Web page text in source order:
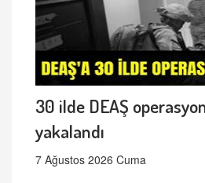
30 ilde DEAŞ
yakalandı
7 Ağustos 2026 Cuma